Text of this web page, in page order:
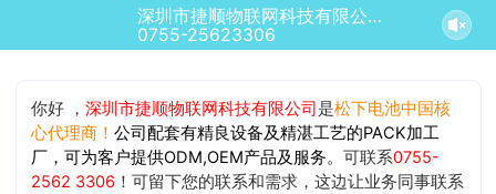
深圳市捷顺物联网科技有限公司正在为您服务
0755-25623306
你好 ，深圳市捷顺物联网科技有限公司是松下电池中国核
心代理商！公司配套有精良设备及精湛工艺的PACK加工
厂，可为客户提供ODM,OEM产品及服务。可联系0755-
2562 3306 ！可留下您的联系和需求，这边让业务同事联系